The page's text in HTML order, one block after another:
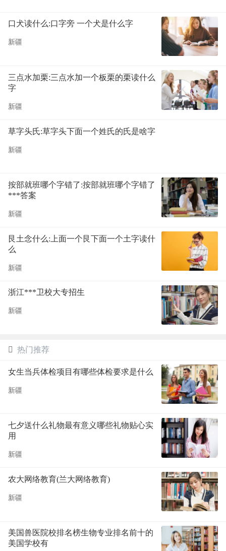
口犬读什么:口字旁 一个犬是什么字
新疆
三点水加栗:三点水加一个板栗的栗读什么
字
新疆
草字头氏:草字头下面一个姓氏的氏是啥字
新疆
按部就班哪个字错了:按部就班哪个字错了
***答案
新疆
艮土念什么:上面一个艮下面一个土字读什
么
新疆
浙江***卫校大专招生
新疆
热门推荐
女生当兵体检项目有哪些体检要求是什么
新疆
七夕送什么礼物最有意义哪些礼物贴心实
用
新疆
农大网络教育(兰大网络教育)
新疆
美国兽医院校排名榜生物专业排名前十的
美国学校有